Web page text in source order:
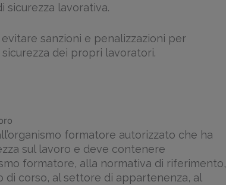
sicurezza lavorativa.
sanzioni e penalizzazioni per
sicurezza dei propri lavoratori.
formatore autorizzato che ha
sul lavoro e deve contenere
formatore, alla normativa di riferimento,
corso, al settore di appartenenza, al